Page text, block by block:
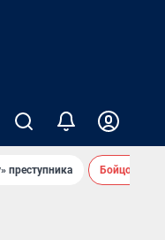
преступника Бойцовский